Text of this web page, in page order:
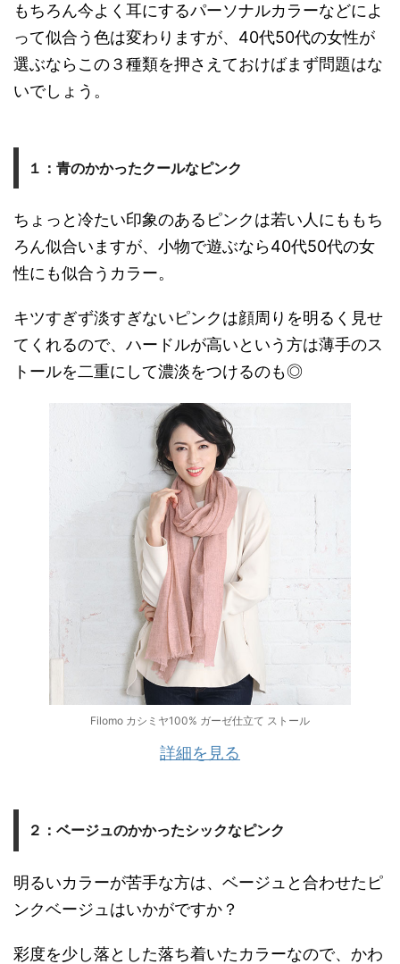
もちろん今よく耳にするパーソナルカラーなどによ
って似合う色は変わりますが、40代50代の女性が
選ぶならこの３種類を押さえておけばまず問題はな
いでしょう。
１：青のかかったクールなピンク
ちょっと冷たい印象のあるピンクは若い人にももち
ろん似合いますが、小物で遊ぶなら40代50代の女
性にも似合うカラー。
キツすぎず淡すぎないピンクは顔周りを明るく見せ
てくれるので、ハードルが高いという方は薄手のス
トールを二重にして濃淡をつけるのも◎
Filomo カシミヤ100% ガーゼ仕立て ストール
詳細を見る
２：ベージュのかかったシックなピンク
明るいカラーが苦手な方は、ベージュと合わせたピ
ンクベージュはいかがですか？
彩度を少し落とした落ち着いたカラーなので、かわ